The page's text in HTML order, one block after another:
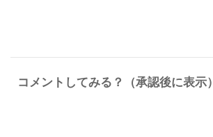
コメントしてみる？（承認後に表示）